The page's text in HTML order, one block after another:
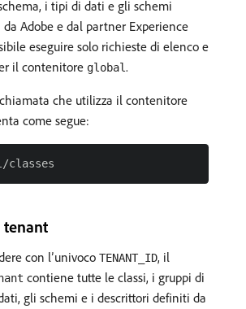
i tipi di dati e gli schemi
Adobe e dal partner Experience
eseguire solo richieste di elenco e
il contenitore global.
che utilizza il contenitore
come segue:
tenant
con l’univoco TENANT_ID, il
contiene tutte le classi, i gruppi di
gli schemi e i descrittori definiti da